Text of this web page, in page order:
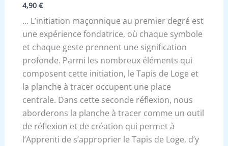
4,90 €
… L’initiation maçonnique au premier degré est
une expérience fondatrice, où chaque symbole
et chaque geste prennent une signification
profonde. Parmi les nombreux éléments qui
composent cette initiation, le Tapis de Loge et
la planche à tracer occupent une place
centrale. Dans cette seconde réflexion, nous
aborderons la planche à tracer comme un outil
de réflexion et de création qui permet à
l’Apprenti de s’approprier le Tapis de Loge, d’y